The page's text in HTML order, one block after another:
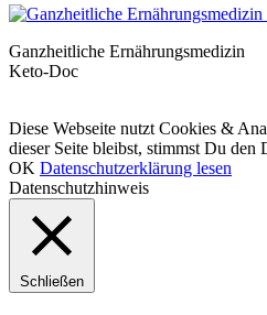
Ganzheitliche Ernährungsmedizin
Keto-Doc
Diese Webseite nutzt Cookies &
dieser Seite bleibst, stimmst Du den
OK Datenschutzerklärung lesen
Datenschutzhinweis
Schließen